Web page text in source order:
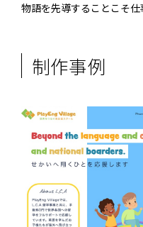
物語を先導することこそ仕
制作事例